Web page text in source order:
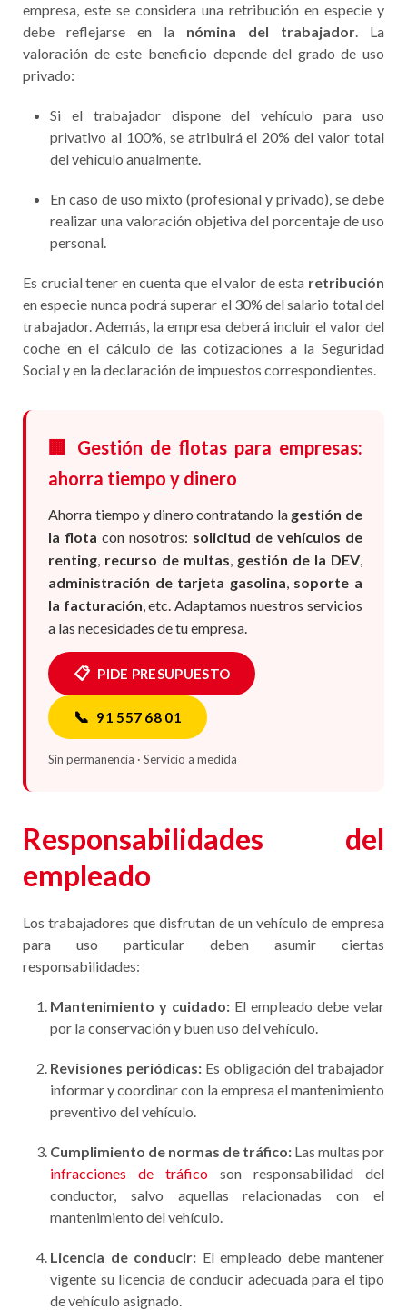
empresa, este se considera una retribución en especie y
debe reflejarse en la nómina del trabajador. La
valoración de este beneficio depende del grado de uso
privado:
Si el trabajador dispone del vehículo para uso
privativo al 100%, se atribuirá el 20% del valor total
del vehículo anualmente.
En caso de uso mixto (profesional y privado), se debe
realizar una valoración objetiva del porcentaje de uso
personal.
Es crucial tener en cuenta que el valor de esta retribución
en especie nunca podrá superar el 30% del salario total del
trabajador. Además, la empresa deberá incluir el valor del
coche en el cálculo de las cotizaciones a la Seguridad
Social y en la declaración de impuestos correspondientes.
🏢 Gestión de flotas para empresas:
ahorra tiempo y dinero
Ahorra tiempo y dinero contratando la gestión de
la flota con nosotros: solicitud de vehículos de
renting, recurso de multas, gestión de la DEV,
administración de tarjeta gasolina, soporte a
la facturación, etc. Adaptamos nuestros servicios
a las necesidades de tu empresa.
📋 PIDE PRESUPUESTO
📞 91 557 68 01
Sin permanencia · Servicio a medida
Responsabilidades del
empleado
Los trabajadores que disfrutan de un vehículo de empresa
para uso particular deben asumir ciertas
responsabilidades:
Mantenimiento y cuidado: El empleado debe velar
por la conservación y buen uso del vehículo.
Revisiones periódicas: Es obligación del trabajador
informar y coordinar con la empresa el mantenimiento
preventivo del vehículo.
Cumplimiento de normas de tráfico: Las multas por
infracciones de tráfico son responsabilidad del
conductor, salvo aquellas relacionadas con el
mantenimiento del vehículo.
Licencia de conducir: El empleado debe mantener
vigente su licencia de conducir adecuada para el tipo
de vehículo asignado.